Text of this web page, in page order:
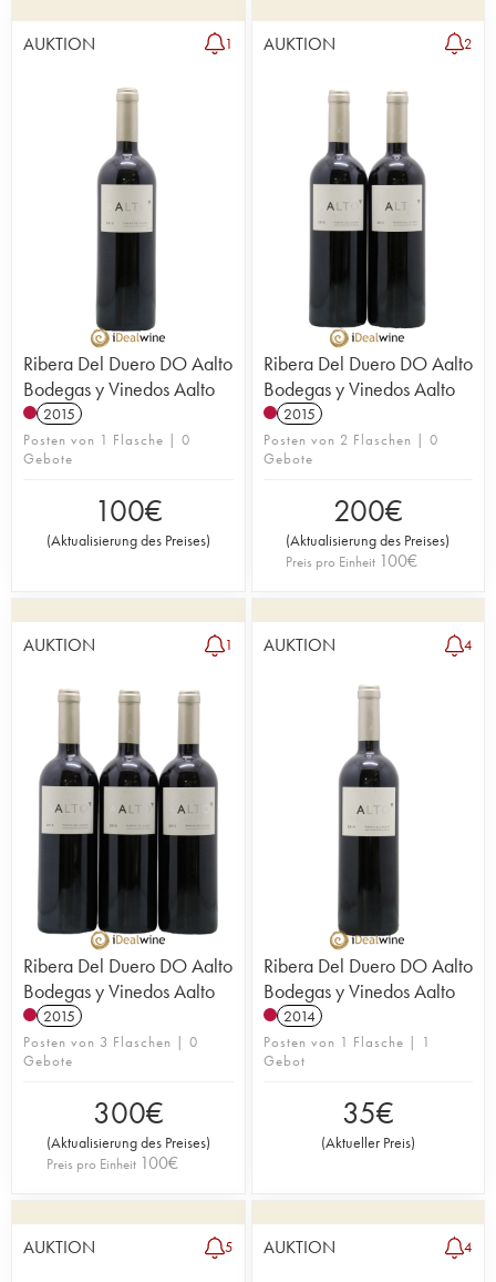
AUKTION 1
Ribera Del Duero DO Aalto
Bodegas y Vinedos Aalto
2015
Posten von 1 Flasche | 0
Gebote
100€
(Aktualisierung des Preises)
AUKTION 2
Ribera Del Duero DO Aalto
Bodegas y Vinedos Aalto
2015
Posten von 2 Flaschen | 0
Gebote
200€
(Aktualisierung des Preises)
Preis pro Einheit 100€
AUKTION 1
Ribera Del Duero DO Aalto
Bodegas y Vinedos Aalto
2015
Posten von 3 Flaschen | 0
Gebote
300€
(Aktualisierung des Preises)
Preis pro Einheit 100€
AUKTION 4
Ribera Del Duero DO Aalto
Bodegas y Vinedos Aalto
2014
Posten von 1 Flasche | 1
Gebot
35€
(Aktueller Preis)
AUKTION 5 AUKTION 4